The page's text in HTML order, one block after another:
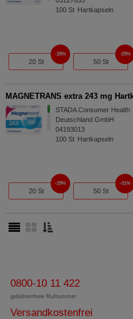
100 St Hartkapseln
20 St
28%
50 St
29%
MAGNETRANS extra 243 mg
STADA Consumer Health
Deutschland GmbH
04193013
100 St Hartkapseln
20 St
29%
50 St
31%
0800-10 11 422
gebührenfreie Rufnummer
Versandkostenfrei